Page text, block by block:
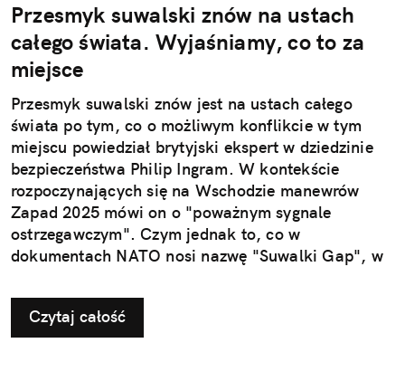
Przesmyk suwalski znów na ustach
całego świata. Wyjaśniamy, co to za
miejsce
Przesmyk suwalski znów jest na ustach całego
świata po tym, co o możliwym konflikcie w tym
miejscu powiedział brytyjski ekspert w dziedzinie
bezpieczeństwa Philip Ingram. W kontekście
rozpoczynających się na Wschodzie manewrów
Zapad 2025 mówi on o "poważnym sygnale
ostrzegawczym". Czym jednak to, co w
dokumentach NATO nosi nazwę "Suwalki Gap", w
Czytaj całość